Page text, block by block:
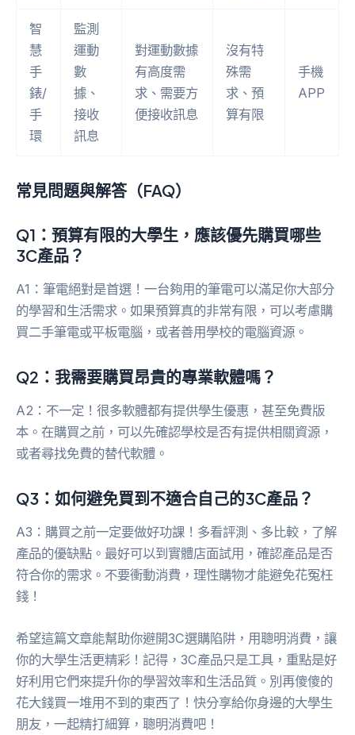
智
慧
手
錶/
手
環
監測
運動
數
據、
接收
訊息
對運動數據
有高度需
求、需要方
便接收訊息
沒有特
殊需
求、預
算有限
手機
APP
常見問題與解答（FAQ）
Q1：預算有限的大學生，應該優先購買哪些
3C產品？
A1：筆電絕對是首選！一台夠用的筆電可以滿足你大部分
的學習和生活需求。如果預算真的非常有限，可以考慮購
買二手筆電或平板電腦，或者善用學校的電腦資源。
Q2：我需要購買昂貴的專業軟體嗎？
A2：不一定！很多軟體都有提供學生優惠，甚至免費版
本。在購買之前，可以先確認學校是否有提供相關資源，
或者尋找免費的替代軟體。
Q3：如何避免買到不適合自己的3C產品？
A3：購買之前一定要做好功課！多看評測、多比較，了解
產品的優缺點。最好可以到實體店面試用，確認產品是否
符合你的需求。不要衝動消費，理性購物才能避免花冤枉
錢！
希望這篇文章能幫助你避開3C選購陷阱，用聰明消費，讓
你的大學生活更精彩！記得，3C產品只是工具，重點是好
好利用它們來提升你的學習效率和生活品質。別再傻傻的
花大錢買一堆用不到的東西了！快分享給你身邊的大學生
朋友，一起精打細算，聰明消費吧！